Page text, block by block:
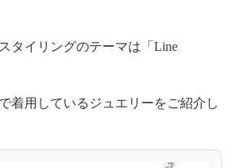
タイリングのテーマは「Line
着用しているジュエリーをご紹介し